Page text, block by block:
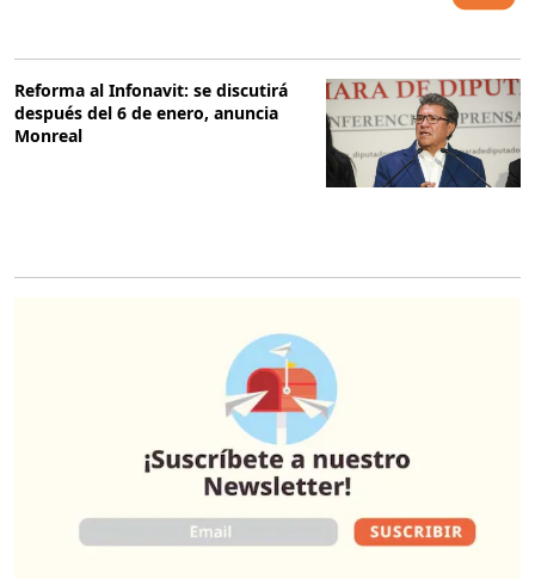
Reforma al Infonavit: se discutirá
después del 6 de enero, anuncia
Monreal